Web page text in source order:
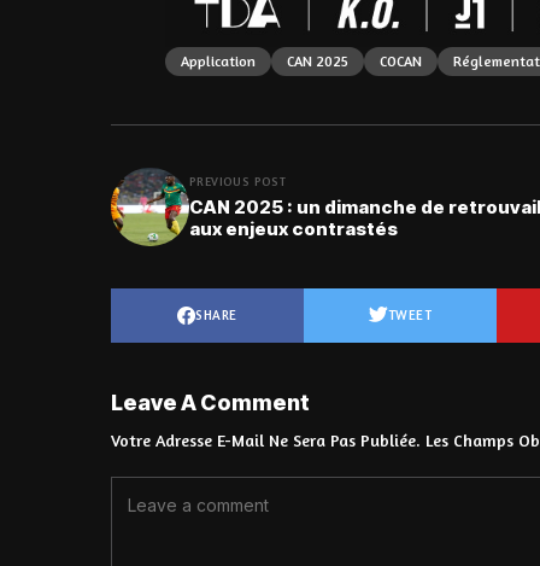
Application CAN 2025 COCAN
PREVIOUS POST
CAN 2025 : un dimanche de
aux enjeux contrastés
SHARE TWEET
Leave A Comment
Votre Adresse E-Mail Ne Sera Pas Publiée. Les Champs